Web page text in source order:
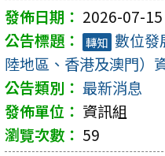
2026-07-15
轉知 數位發
陸地區、香港及澳門）
最新消息
資訊組
59